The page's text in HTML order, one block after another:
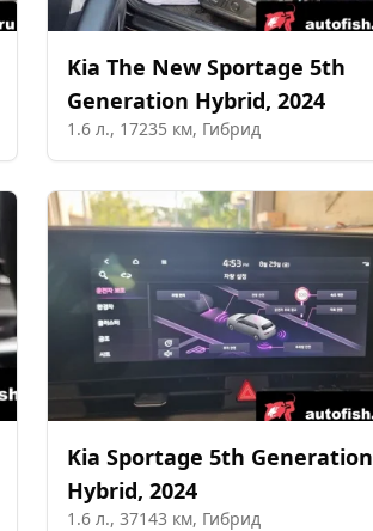
Kia The New Sportage 5th
Generation Hybrid, 2024
1.6 л., 17235 км, Гибрид
Kia Sportage 5th Generation
Hybrid, 2024
1.6 л., 37143 км, Гибрид